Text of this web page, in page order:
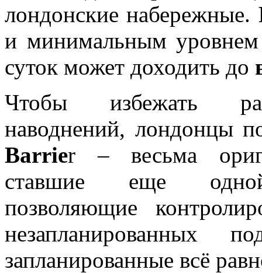
лондонские набережные.
и минимальным
суток может доходить до
Чтобы избежать
наводнений, лондонцы
Barrier – весьма
ставшие еще одной
позволяющие
незапланированных
запланированные всё